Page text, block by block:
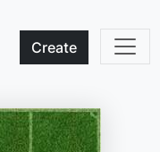
Create